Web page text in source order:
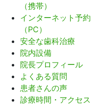
（携帯）
インターネット予約
（PC）
安全な歯科治療
院内設備
院長プロフィール
よくある質問
患者さんの声
診療時間・アクセス